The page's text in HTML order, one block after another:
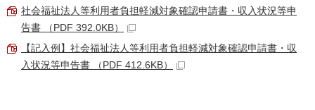
社会福祉法人等利用者負担軽減対象確認申請書・収入状況等申
告書 （PDF 392.0KB）
【記入例】社会福祉法人等利用者負担軽減対象確認申請書・収
入状況等申告書 （PDF 412.6KB）